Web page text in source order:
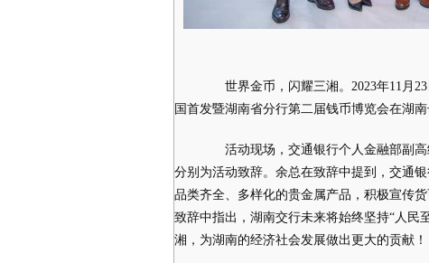
世界金币，闪耀三湘。2023年11月23
国首发暨湖南省分行第二届钱币博览会在湖南
活动现场，交通银行个人金融部副高
分别为活动致辞。余总在致辞中提到，交通
品类齐全、多样化的贵金属产品，积极宣传
致辞中指出，湖南交行未来将始终坚持“人民
湘，为湖南的经济社会发展做出更大的贡献！